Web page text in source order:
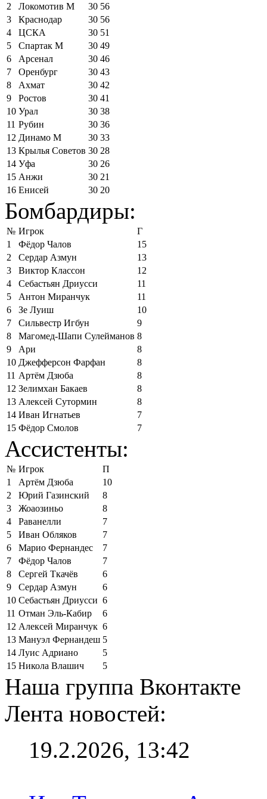
2
Локомотив М 30 56
3
Краснодар 30 56
4
ЦСКА 30 51
5
Спартак М 30 49
6
Арсенал 30 46
7
Оренбург 30 43
8
Ахмат 30 42
9
Ростов 30 41
10 Урал 30 38
11 Рубин 30 36
12 Динамо М 30 33
13 Крылья Советов 30 28
14 Уфа 30 26
15 Анжи 30 21
16 Енисей 30 20
Бомбардиры:
№ Игрок
Г
1
Фёдор Чалов
15
2
Сердар Азмун
13
3
Виктор Классон
12
4
Себастьян Дриусси
11
5
Антон Миранчук
11
6
Зе Луиш
10
7
Сильвестр Игбун
9
8
Магомед-Шапи Сулейманов 8
9
Ари
8
10 Джефферсон Фарфан
8
11 Артём Дзюба
8
12 Зелимхан Бакаев
8
13 Алексей Сутормин
8
14 Иван Игнатьев
7
15 Фёдор Смолов 7
Ассистенты:
№ Игрок
П
1
Артём Дзюба
10
2
Юрий Газинский
8
3
Жоаозиньо
8
4
Раванелли
7
5
Иван Обляков
7
6
Марио Фернандес
7
7
Фёдор Чалов
7
8
Сергей Ткачёв
6
9
Сердар Азмун
6
10 Себастьян Дриусси 6
11 Отман Эль-Кабир
6
12 Алексей Миранчук 6
13 Мануэл Фернандеш 5
14 Луис Адриано
5
15 Никола Влашич 5
Наша группа Вконтакте
Лента новостей:
19.2.2026, 13:42